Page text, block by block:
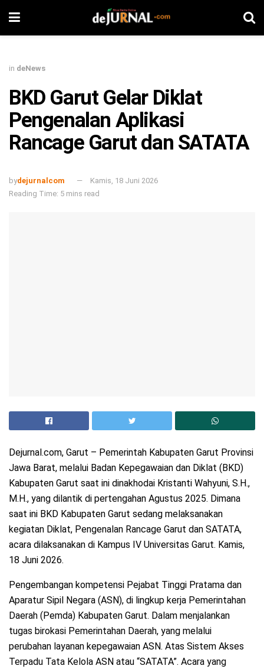
in deNews
BKD Garut Gelar Diklat
Pengenalan Aplikasi
Rancage Garut dan SATATA
bydejurnalcom
Kamis, 18 Juni 2026
Reading Time: 5 mins read
Dejurnal.com, Garut – Pemerintah Kabupaten Garut Provinsi
Jawa Barat, melalui Badan Kepegawaian dan Diklat (BKD)
Kabupaten Garut saat ini dinakhodai Kristanti Wahyuni, S.H.,
M.H., yang dilantik di pertengahan Agustus 2025. Dimana
saat ini BKD Kabupaten Garut sedang melaksanakan
kegiatan Diklat, Pengenalan Rancage Garut dan SATATA,
acara dilaksanakan di Kampus IV Universitas Garut. Kamis,
18 Juni 2026.
Pengembangan kompetensi Pejabat Tinggi Pratama dan
Aparatur Sipil Negara (ASN), di lingkup kerja Pemerintahan
Daerah (Pemda) Kabupaten Garut. Dalam menjalankan
tugas birokasi Pemerintahan Daerah, yang melalui
perubahan layanan kepegawaian ASN. Atas Sistem Akses
Terpadu Tata Kelola ASN atau “SATATA”. Acara yang